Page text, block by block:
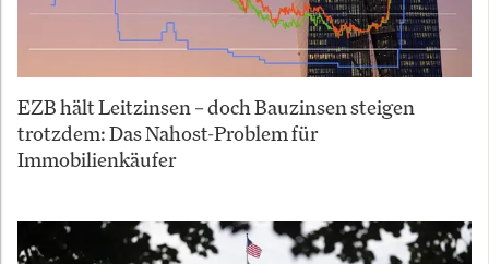
EZB hält Leitzinsen – doch Bauzinsen steigen
trotzdem: Das Nahost-Problem für
Immobilienkäufer